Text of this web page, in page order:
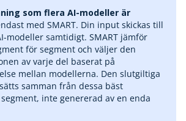
som flera AI-modeller är
med SMART. Din input skickas till
modeller samtidigt. SMART jämför
för segment och väljer den
av varje del baserat på
mellan modellerna. Den slutgiltiga
samman från dessa bäst
inte genererad av en enda